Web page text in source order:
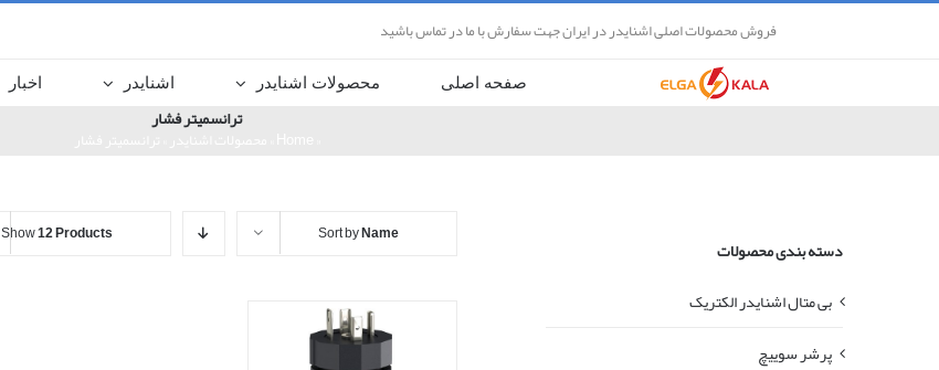
Skip
فروش محصولات اصلی اشنایدر در ایران جهت سفارش با ما در تماس باشید
صفحه اصلی محصولات اشنایدر اشنایدر اخبار
ترانسمیتر فشار
Sort byName
Show12 Products
دسته بندی محصولات
بی متال اشنایدر الکتریک
پرشر سوییچ